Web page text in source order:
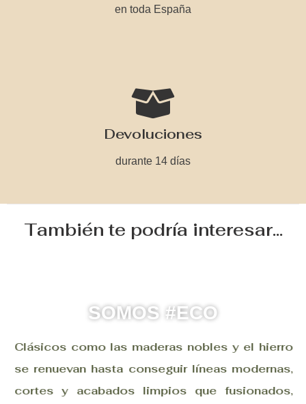
en toda España
Devoluciones
durante 14 días
También te podría interesar...
SOMOS #ECO
Clásicos como las maderas nobles y el hierro
se renuevan hasta conseguir líneas modernas,
cortes y acabados limpios que fusionados,